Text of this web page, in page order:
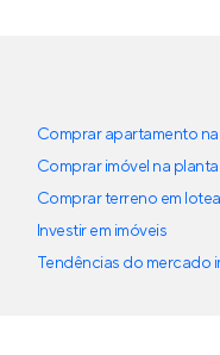
Comprar apartamento
Comprar imóvel na planta
Comprar terreno em
Investir em imóveis
Tendências do mercado